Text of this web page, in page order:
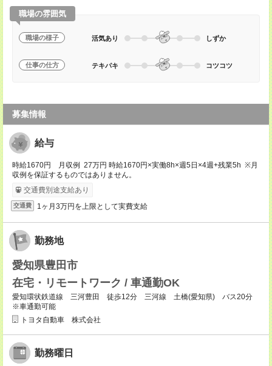
職場の雰囲気
職場の様子 活気あり しずか
仕事の仕方 テキパキ コツコツ
募集情報
給与
時給1670円 月収例 27万円 時給1670円×実働8h×週5日×4週+残業5h ※月
収例を保証するものではありません。
交通費別途支給あり
交通費 1ヶ月3万円を上限として実費支給
勤務地
愛知県豊田市
在宅・リモートワーク / 車通勤OK
愛知環状鉄道線 三河豊田 徒歩12分 三河線 土橋(愛知県) バス20分
※車通勤可能
トヨタ自動車 株式会社
勤務曜日